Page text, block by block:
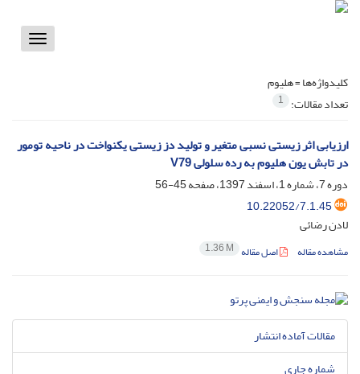
Toggle
کلیدواژه‌ها =هلیوم
تعداد مقالات: 1
ارزیابی اثر زیستی نسبی متغیر و تولید دز زیستی یکنواخت در ناحیه تومور
در تابش یون هلیوم به رده سلولی V79
دوره 7، شماره 1، اسفند 1397، صفحه
45-56
10.22052/7.1.45
لادن رضائی
مشاهده مقاله اصل مقاله 1.36 M
مقالات آماده انتشار
شماره جاری